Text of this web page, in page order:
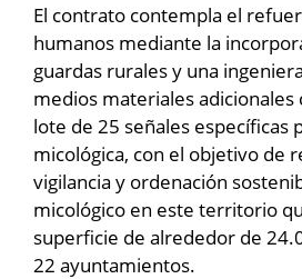
El contrato contempla el
humanos mediante la
guardas rurales y una
medios materiales adicionales
lote de 25 señales específicas
micológica, con el objetivo de
vigilancia y ordenación
micológico en este territorio
superficie de alrededor de
22 ayuntamientos.